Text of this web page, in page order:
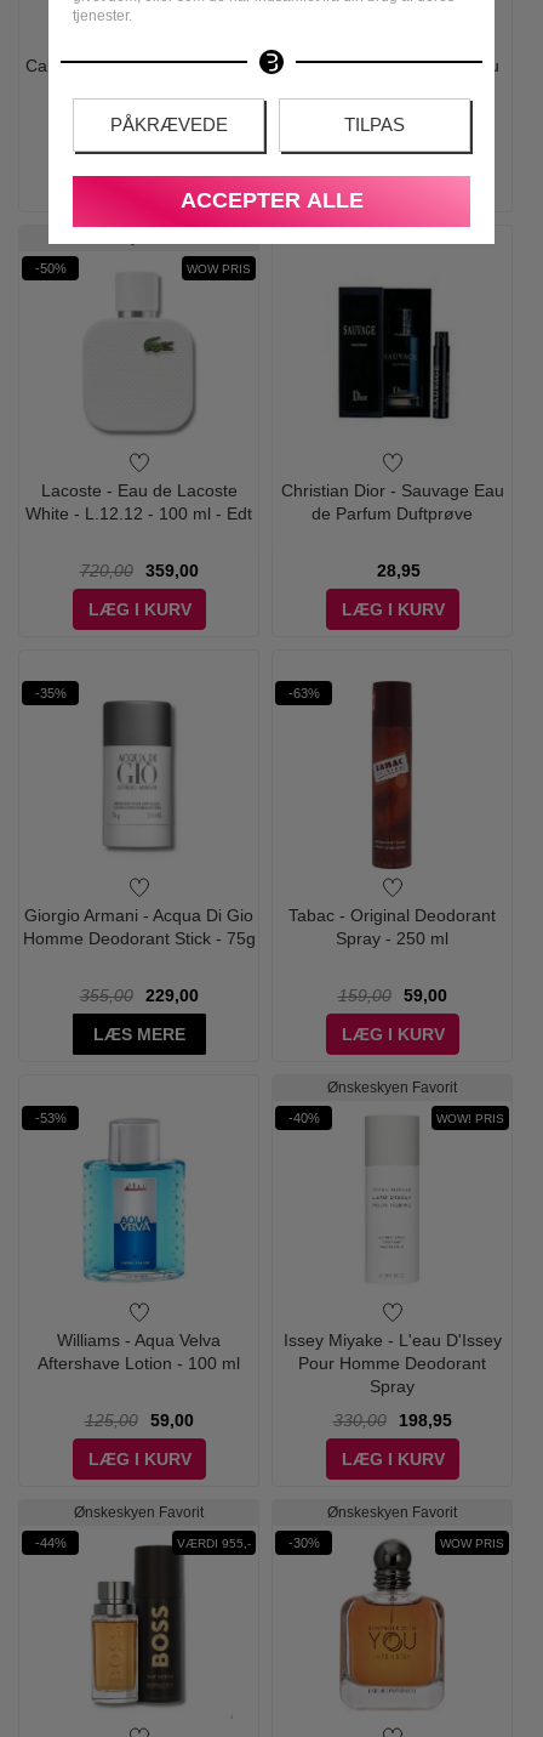
tjenester.
PÅKRÆVEDE TILPAS
ACCEPTER ALLE
Calvin Klein - Eternity for Men
Hugo Boss - Hugo Man Eau
-50% WOW PRIS
Lacoste - Eau de Lacoste
White - L.12.12 - 100 ml - Edt
720,00
359,00
LÆG I KURV
Christian Dior - Sauvage Eau
de Parfum Duftprøve
28,95
LÆG I KURV
-35%
Giorgio Armani - Acqua Di Gio
Homme Deodorant Stick - 75g
355,00
229,00
LÆS MERE
-63%
Tabac - Original Deodorant
Spray - 250 ml
159,00
59,00
LÆG I KURV
-53%
Williams - Aqua Velva
Aftershave Lotion - 100 ml
125,00
59,00
LÆG I KURV
Ønskeskyen Favorit
-40% WOW! PRIS
Issey Miyake - L'eau D'Issey
Pour Homme Deodorant
Spray
330,00
198,95
LÆG I KURV
Ønskeskyen Favorit
-44% VÆRDI 955,-
Ønskeskyen Favorit
-30% WOW PRIS